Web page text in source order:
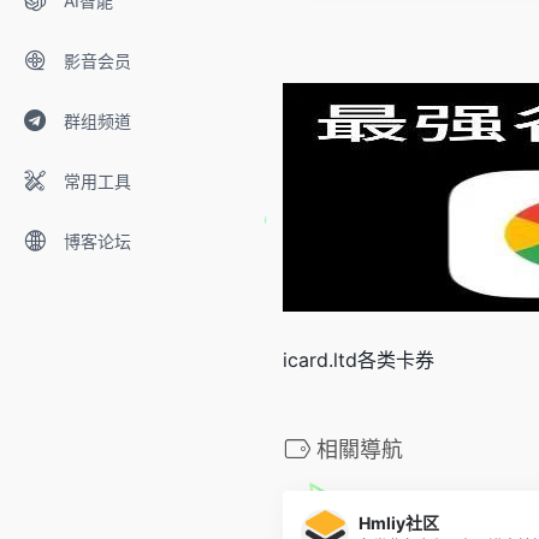
影音会员
群组频道
常用工具
博客论坛
icard.ltd各类卡券
相關導航
Hmliy社区